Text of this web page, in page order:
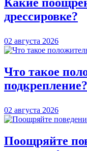
Какие
дрессировке?
02 августа 2026
Что такое
подкрепление?
02 августа 2026
Поощряйте